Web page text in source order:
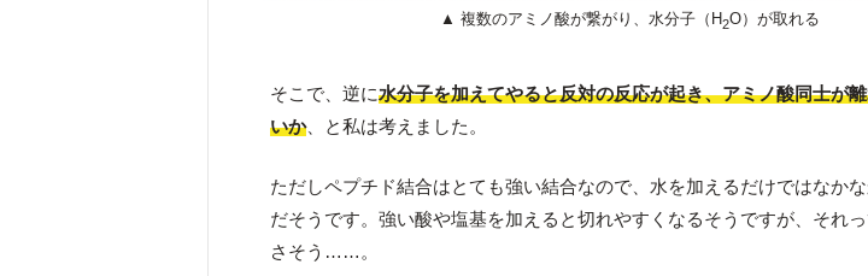
▲ 複数のアミノ酸が繋がり、水分子（H2O）が取れる
そこで、逆に水分子を加えてやると反対の反応が起き、アミノ酸同士が
いか、と私は考えました。
ただしペプチド結合はとても強い結合なので、水を加えるだけではなか
だそうです。強い酸や塩基を加えると切れやすくなるそうですが、それ
さそう……。